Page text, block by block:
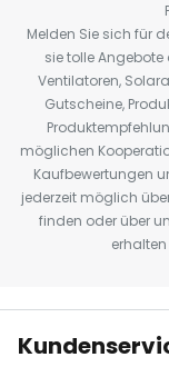
Melden Sie sich für
sie tolle
Ventilatoren,
Gutscheine,
möglichen
Kaufbewertungen
jederzeit möglich
finden oder über